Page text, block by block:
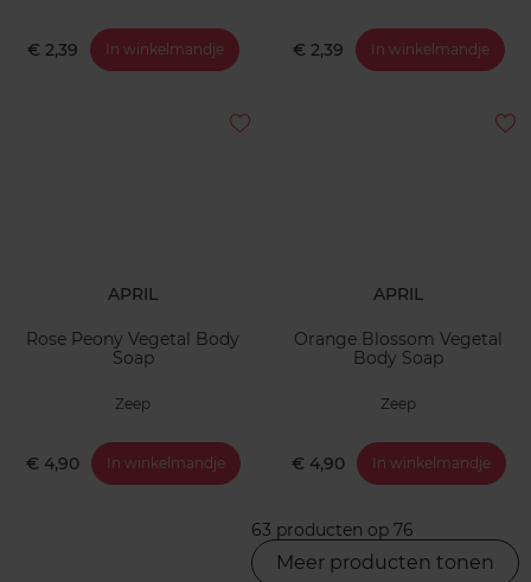
€ 2,39 In winkelmandje € 2,39 In winkelmandje
APRIL
Rose Peony Vegetal Body
Soap
Zeep
€ 4,90 In winkelmandje
APRIL
Orange Blossom Vegetal
Body Soap
Zeep
€ 4,90 In winkelmandje
63 producten op 76
Meer producten tonen